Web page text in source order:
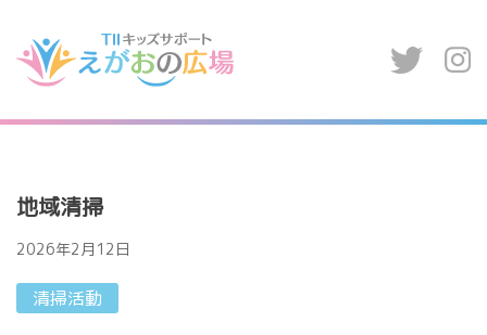
content
地域清掃
2026年2月12日
清掃活動